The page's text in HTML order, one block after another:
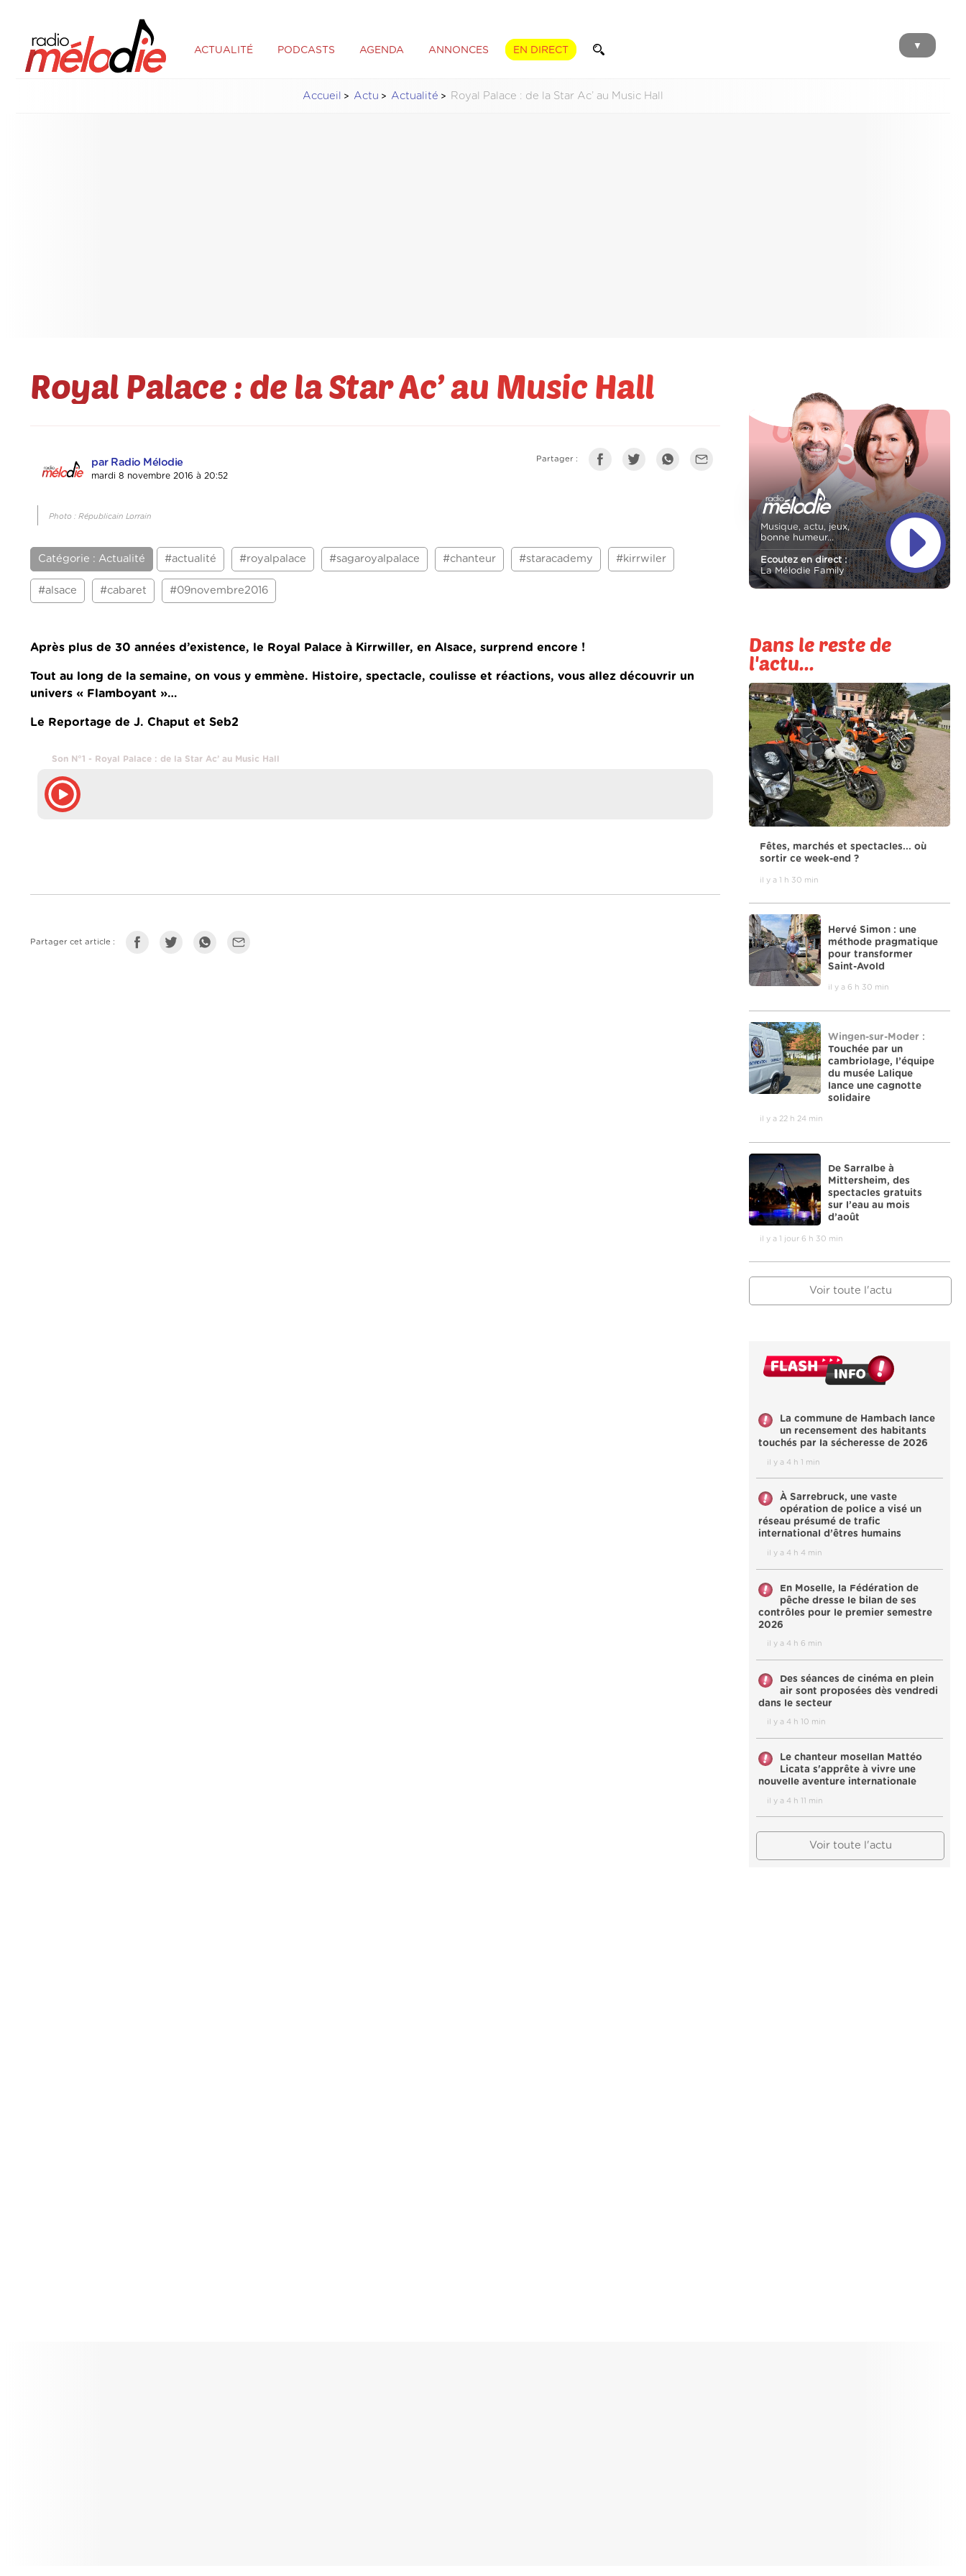
ACTUALITÉ PODCASTS AGENDA ANNONCES EN DIRECT ▼
Accueil Actu Actualité Royal Palace : de la Star Ac’ au Music Hall
Royal Palace : de la Star Ac’ au Music Hall
par Radio Mélodie
mardi 8 novembre 2016 à 20:52
Partager :
Photo : Républicain Lorrain
Catégorie : Actualité #actualité #royalpalace #sagaroyalpalace #chanteur #staracademy #kirrwiler
#alsace #cabaret #09novembre2016
Après plus de 30 années d’existence, le Royal Palace à Kirrwiller, en Alsace, surprend encore !
Tout au long de la semaine, on vous y emmène. Histoire, spectacle, coulisse et réactions, vous allez découvrir un
univers « Flamboyant »…
Le Reportage de J. Chaput et Seb2
Son N°1 - Royal Palace : de la Star Ac’ au Music Hall
Partager cet article :
Musique, actu, jeux,
bonne humeur...
Ecoutez en direct :
La Mélodie Family
Dans le reste de
l'actu...
Fêtes, marchés et spectacles... où
sortir ce week-end ?
il y a 1 h 30 min
Hervé Simon : une
méthode pragmatique
pour transformer
Saint-Avold
il y a 6 h 30 min
Wingen-sur-Moder :
Touchée par un
cambriolage, l’équipe
du musée Lalique
lance une cagnotte
solidaire
il y a 22 h 24 min
De Sarralbe à
Mittersheim, des
spectacles gratuits
sur l’eau au mois
d’août
il y a 1 jour 6 h 30 min
Voir toute l'actu
La commune de Hambach lance
un recensement des habitants
touchés par la sécheresse de 2026
il y a 4 h 1 min
À Sarrebruck, une vaste
opération de police a visé un
réseau présumé de trafic
international d’êtres humains
il y a 4 h 4 min
En Moselle, la Fédération de
pêche dresse le bilan de ses
contrôles pour le premier semestre
2026
il y a 4 h 6 min
Des séances de cinéma en plein
air sont proposées dès vendredi
dans le secteur
il y a 4 h 10 min
Le chanteur mosellan Mattéo
Licata s'apprête à vivre une
nouvelle aventure internationale
il y a 4 h 11 min
Voir toute l'actu